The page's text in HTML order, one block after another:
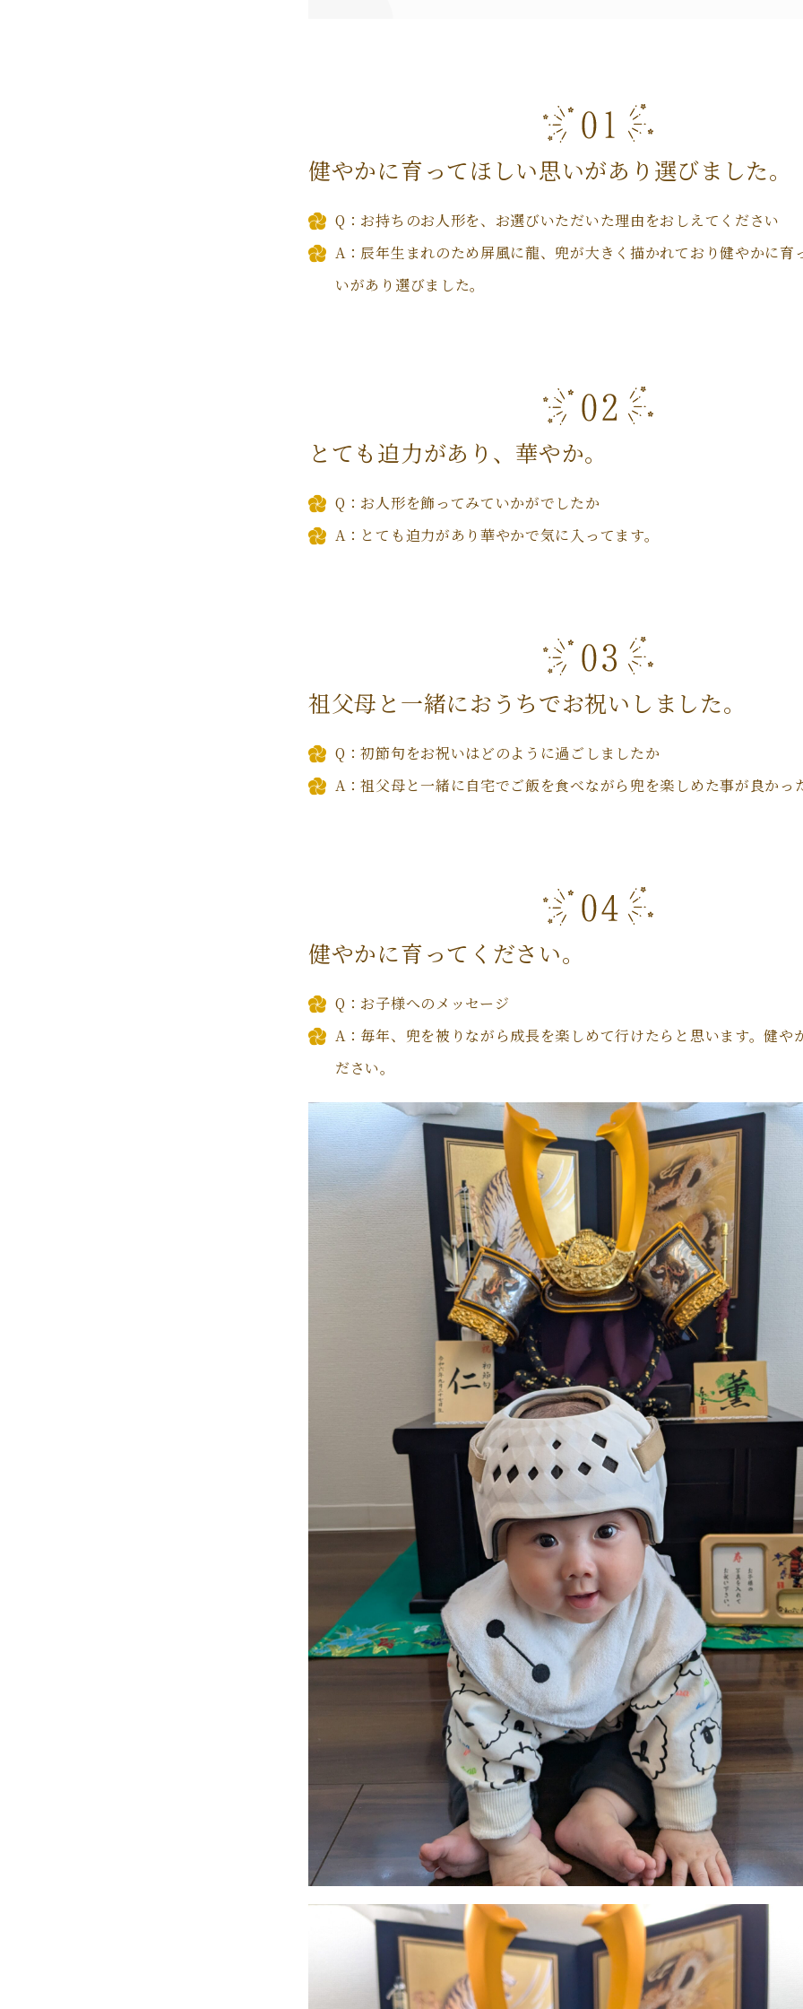
健やかに育ってほしい思いがあり選びました。
Q：お持ちのお人形を、お選びいただいた理由をおしえてください
A：辰年生まれのため屏風に龍、兜が大きく描かれており健やかに育
いがあり選びました。
とても迫力があり、華やか。
Q：お人形を飾ってみていかがでしたか
A：とても迫力があり華やかで気に入ってます。
祖父母と一緒におうちでお祝いしました。
Q：初節句をお祝いはどのように過ごしましたか
A：祖父母と一緒に自宅でご飯を食べながら兜を楽しめた事が良かっ
健やかに育ってください。
Q：お子様へのメッセージ
A：毎年、兜を被りながら成長を楽しめて行けたらと思います。健や
ださい。